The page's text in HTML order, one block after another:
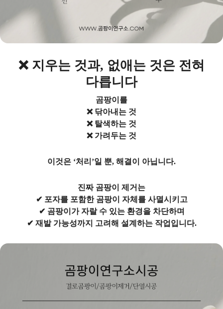
❌ 지우는 것과, 없애는 것은 전혀
다릅니다
곰팡이를
❌ 닦아내는 것
❌ 탈색하는 것
❌ 가려두는 것
이것은 ‘처리’일 뿐, 해결이 아닙니다.
진짜 곰팡이 제거는
✔ 포자를 포함한 곰팡이 자체를 사멸시키고
✔ 곰팡이가 자랄 수 있는 환경을 차단하며
✔ 재발 가능성까지 고려해 설계하는 작업입니다.